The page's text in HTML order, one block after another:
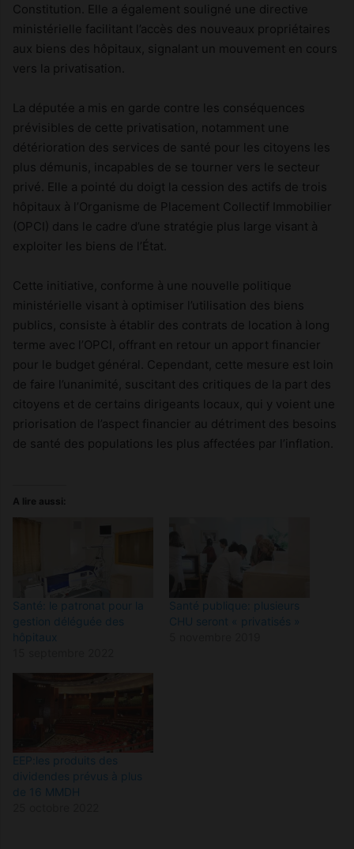
Constitution. Elle a également souligné une directive
ministérielle facilitant l’accès des nouveaux propriétaires
aux biens des hôpitaux, signalant un mouvement en cours
vers la privatisation.
La députée a mis en garde contre les conséquences
prévisibles de cette privatisation, notamment une
détérioration des services de santé pour les citoyens les
plus démunis, incapables de se tourner vers le secteur
privé. Elle a pointé du doigt la cession des actifs de trois
hôpitaux à l’Organisme de Placement Collectif Immobilier
(OPCI) dans le cadre d’une stratégie plus large visant à
exploiter les biens de l’État.
Cette initiative, conforme à une nouvelle politique
ministérielle visant à optimiser l’utilisation des biens
publics, consiste à établir des contrats de location à long
terme avec l’OPCI, offrant en retour un apport financier
pour le budget général. Cependant, cette mesure est loin
de faire l’unanimité, suscitant des critiques de la part des
citoyens et de certains dirigeants locaux, qui y voient une
priorisation de l’aspect financier au détriment des besoins
de santé des populations les plus affectées par l’inflation.
A lire aussi:
Santé: le patronat pour la
gestion déléguée des
hôpitaux
Santé publique: plusieurs
CHU seront « privatisés »
EEP:les produits des
dividendes prévus à plus
de 16 MMDH